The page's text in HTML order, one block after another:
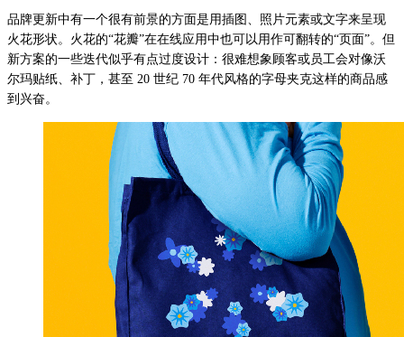
品牌更新中有一个很有前景的方面是用插图、照片元素或文字来呈现
火花形状。火花的“花瓣”在在线应用中也可以用作可翻转的“页面”。但
新方案的一些迭代似乎有点过度设计：很难想象顾客或员工会对像沃
尔玛贴纸、补丁，甚至 20 世纪 70 年代风格的字母夹克这样的商品感
到兴奋。